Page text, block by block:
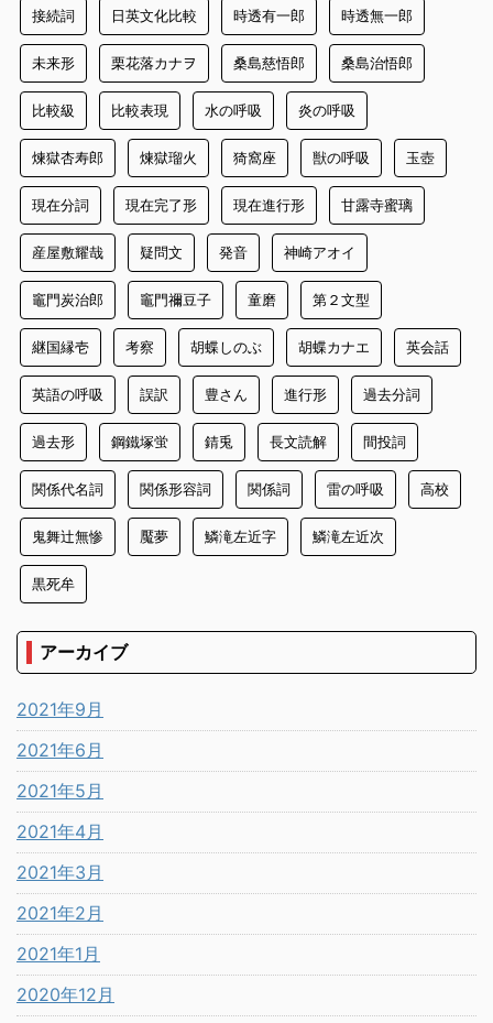
接続詞 日英文化比較 時透有一郎 時透無一郎
未来形 栗花落カナヲ 桑島慈悟郎 桑島治悟郎
比較級 比較表現 水の呼吸 炎の呼吸
煉獄杏寿郎 煉獄瑠火 猗窩座 獣の呼吸 玉壺
現在分詞 現在完了形 現在進行形 甘露寺蜜璃
産屋敷耀哉 疑問文 発音 神崎アオイ
竈門炭治郎 竈門禰豆子 童磨 第２文型
継国縁壱 考察 胡蝶しのぶ 胡蝶カナエ 英会話
英語の呼吸 誤訳 豊さん 進行形 過去分詞
過去形 鋼鐵塚蛍 錆兎 長文読解 間投詞
関係代名詞 関係形容詞 関係詞 雷の呼吸 高校
鬼舞辻無惨 魘夢 鱗滝左近字 鱗滝左近次
黒死牟
アーカイブ
2021年9月
2021年6月
2021年5月
2021年4月
2021年3月
2021年2月
2021年1月
2020年12月